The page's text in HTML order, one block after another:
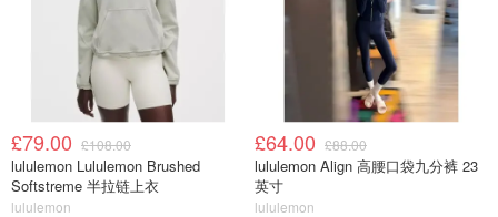
£79.00 £108.00
lululemon Lululemon Brushed
Softstreme 半拉链上衣
lululemon
£64.00 £88.00
lululemon Align 高腰口袋九分裤 23
英寸
lululemon